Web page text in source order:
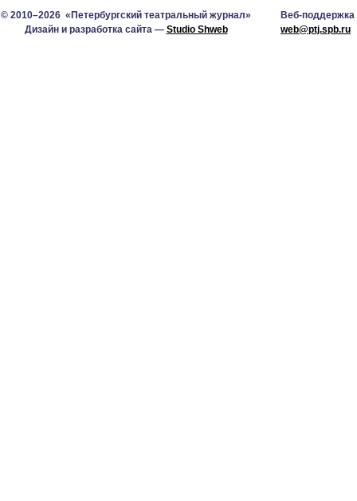
© 2010–2026 «Петербургский театральный журнал»
Дизайн и разработка сайта — Studio Shweb
Веб-поддержка
web@ptj.spb.ru